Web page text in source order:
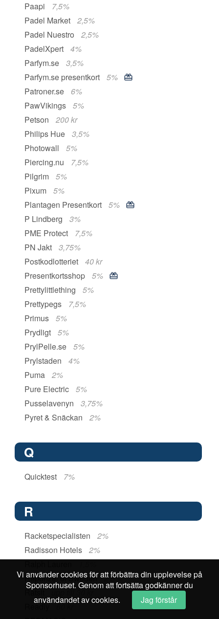
Paapi
7,5%
Padel Market
2,5%
Padel Nuestro
2,5%
PadelXpert
4%
Parfym.se
3,5%
Parfym.se presentkort
5%
Patroner.se
6%
PawVikings
5%
Petson
200 kr
Philips Hue
3,5%
Photowall
5%
Piercing.nu
7,5%
Pilgrim
5%
Pixum
5%
Plantagen Presentkort
5%
P Lindberg
3%
PME Protect
7,5%
PN Jakt
3,75%
Postkodlotteriet
40 kr
Presentkortsshop
5%
Prettylittlething
5%
Prettypegs
7,5%
Primus
5%
Prydligt
5%
PrylPelle.se
5%
Prylstaden
4%
Puma
2%
Pure Electric
5%
Pusselavenyn
3,75%
Pyret & Snäckan
2%
Q
Quicktest 7%
R
Racketspecialisten
2%
Radisson Hotels
2%
Rapunzel of Sweden
2,5%
Ratsit
Readly 60 kr
Vi använder cookies för att förbättra din upplevelse på
Sponsorhuset. Genom att fortsätta godkänner du
användandet av cookies.
Jag förstår